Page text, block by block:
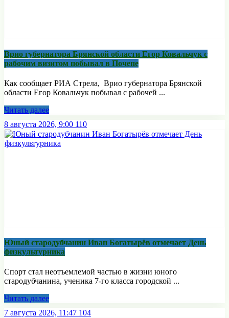
Врио губернатора Брянской области Егор Ковальчук с
рабочим визитом побывал в Почепе
Как сообщает РИА Стрела, Врио губернатора Брянской
области Егор Ковальчук побывал с рабочей ...
Читать далее
8 августа 2026, 9:00 110
Юный стародубчанин Иван Богатырёв отмечает День
физкультурника
Спорт стал неотъемлемой частью в жизни юного
стародубчанина, ученика 7-го класса городской ...
Читать далее
7 августа 2026, 11:47 104